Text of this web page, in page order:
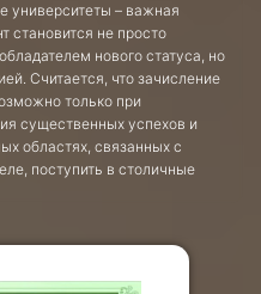
университеты – важная
становится не просто
нового статуса, но
Считается, что зачисление
только при
существенных успехов и
областях, связанных с
поступить в столичные